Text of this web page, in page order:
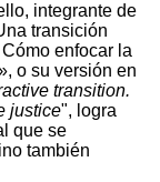
integrante de
transición
enfocar la
o su versión en
transition.
justice", logra
que se
también